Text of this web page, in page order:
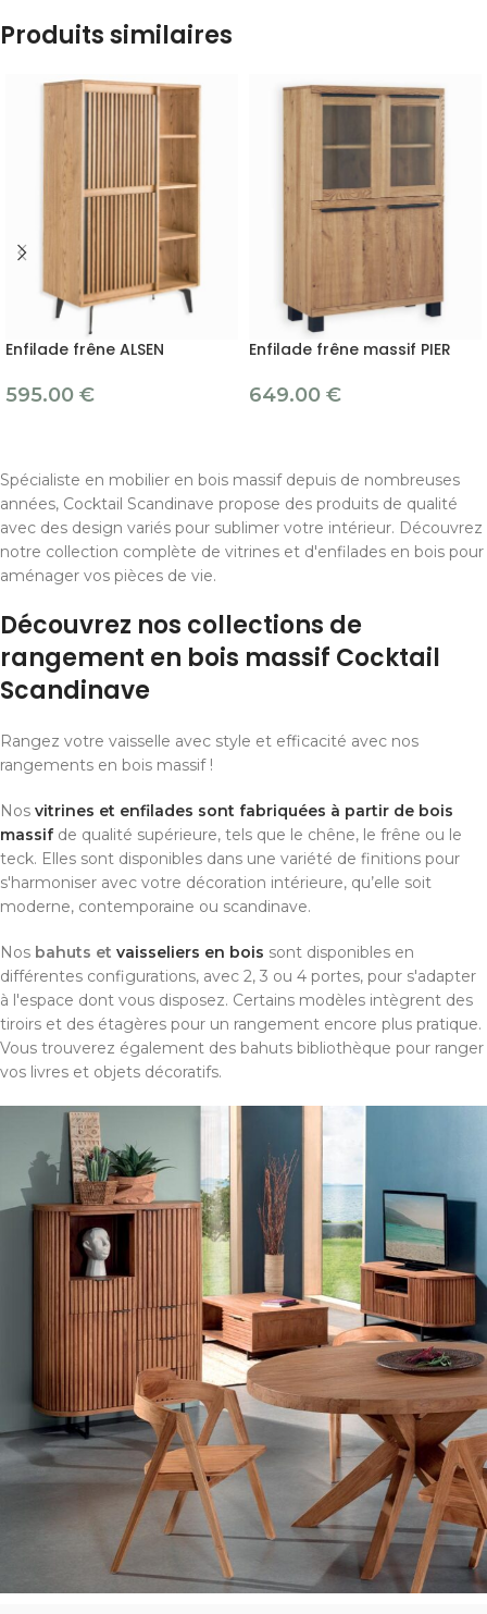
Produits similaires
Enfilade frêne ALSEN
595.00 €
Enfilade frêne massif PIER
649.00 €
Spécialiste en mobilier en bois massif depuis de nombreuses
années, Cocktail Scandinave propose des produits de qualité
avec des design variés pour sublimer votre intérieur. Découvrez
notre collection complète de vitrines et d'enfilades en bois pour
aménager vos pièces de vie.
Découvrez nos collections de
rangement en bois massif Cocktail
Scandinave
Rangez votre vaisselle avec style et efficacité avec nos
rangements en bois massif !
Nos vitrines et enfilades sont fabriquées à partir de bois
massifde qualité supérieure, tels que le chêne, le frêne ou le
teck. Elles sont disponibles dans une variété de finitions pour
s'harmoniser avec votre décoration intérieure, qu’elle soit
moderne, contemporaine ou scandinave.
Nos bahuts et vaisseliers en bois sont disponibles en
différentes configurations, avec 2, 3 ou 4 portes, pour s'adapter
à l'espace dont vous disposez. Certains modèles intègrent des
tiroirs et des étagères pour un rangement encore plus pratique.
Vous trouverez également des bahuts bibliothèque pour ranger
vos livres et objets décoratifs.